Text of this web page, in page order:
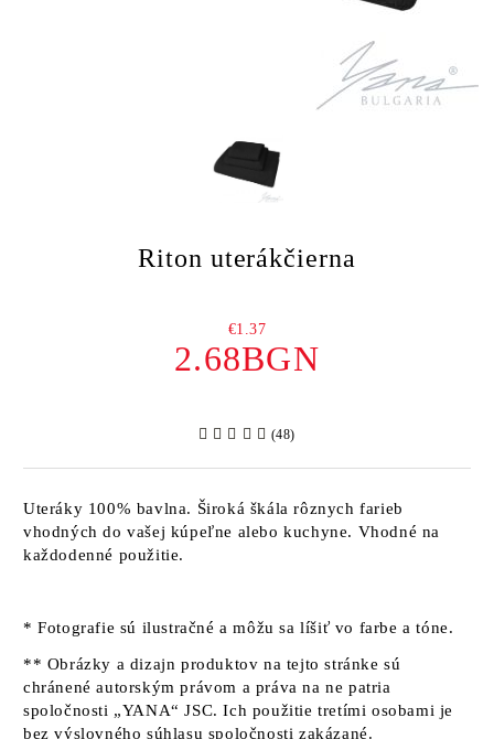
Riton uterákčierna
€1.37
2.68BGN
(48)
Uteráky 100% bavlna. Široká škála rôznych farieb
vhodných do vašej kúpeľne alebo kuchyne. Vhodné na
každodenné použitie.
* Fotografie sú ilustračné a môžu sa líšiť vo farbe a tóne.
** Obrázky a dizajn produktov na tejto stránke sú
chránené autorským právom a práva na ne patria
spoločnosti „YANA“ JSC. Ich použitie tretími osobami je
bez výslovného súhlasu spoločnosti zakázané.